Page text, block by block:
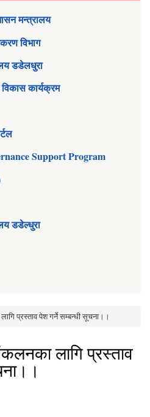
मन्त्रालय
विभाग
डडेलधुरा
कार्यक्रम
Support Program
डडेल्धुरा
प्रस्ताव पेश गर्ने सम्बन्धी सूचना।।
लागि प्रस्ताव